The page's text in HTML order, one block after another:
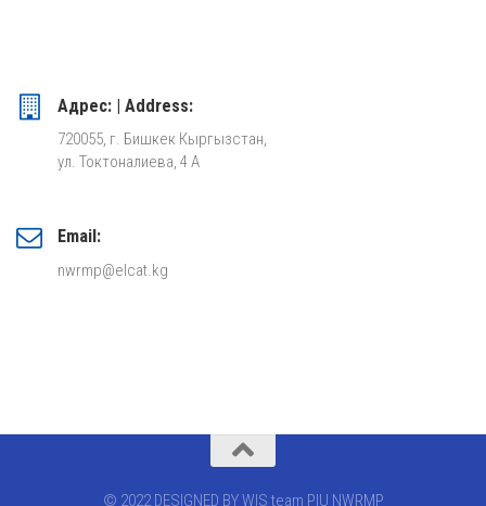
Адрес: | Address:
720055, г. Бишкек Кыргызстан,
ул. Токтоналиева, 4 А
Email:
nwrmp@elcat.kg
© 2022 DESIGNED BY WIS team PIU NWRMP